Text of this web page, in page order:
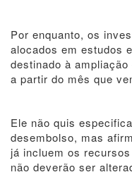
Por enquanto, os
alocados em estudos
destinado à
a partir do mês que
Ele não quis
desembolso, mas
já incluem os
não deverão ser